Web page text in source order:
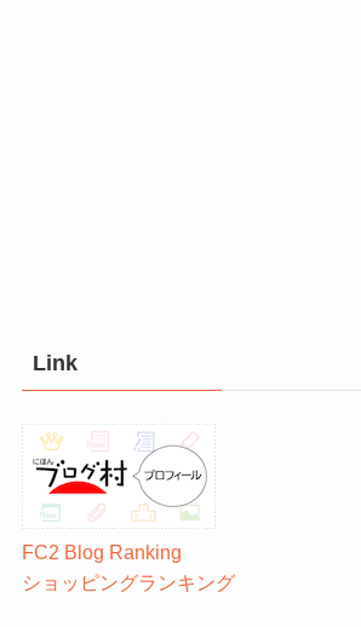
Link
FC2 Blog Ranking
ショッピングランキング